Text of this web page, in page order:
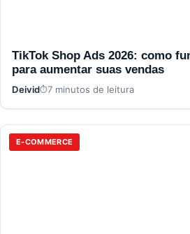
TikTok Shop Ads 2026: como
para aumentar suas vendas
Deivid 7 minutos de leitura
E-COMMERCE